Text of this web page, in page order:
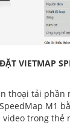
VIETMAP
thoại tải phần
M1
video trong thẻ